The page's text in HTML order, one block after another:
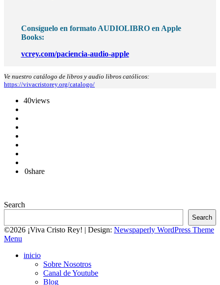
Consíguelo en formato AUDIOLIBRO en Apple
Books:
vcrey.com/paciencia-audio-apple
Ve nuestro catálogo de libros y audio libros católicos:
https://vivacristorey.org/catalogo/
40views
0share
Search
Search
©2026 ¡Viva Cristo Rey! | Design: Newspaperly WordPress Theme
Menu
inicio
Sobre Nosotros
Canal de Youtube
Blog